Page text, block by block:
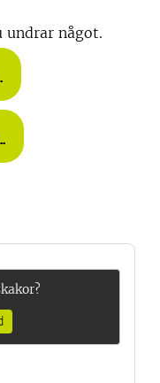
undrar något.